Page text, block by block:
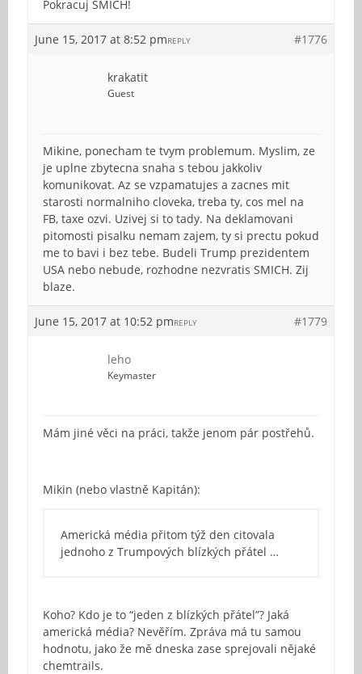
Pokracuj SMICH!
June 15, 2017 at 8:52 pm #1776
REPLY
krakatit
Guest
Mikine, ponecham te tvym problemum. Myslim, ze
je uplne zbytecna snaha s tebou jakkoliv
komunikovat. Az se vzpamatujes a zacnes mit
starosti normalniho cloveka, treba ty, cos mel na
FB, taxe ozvi. Uzivej si to tady. Na deklamovani
pitomosti pisalku nemam zajem, ty si prectu pokud
me to bavi i bez tebe. Budeli Trump prezidentem
USA nebo nebude, rozhodne nezvratis SMICH. Zij
blaze.
June 15, 2017 at 10:52 pm #1779
REPLY
leho
Keymaster
Mám jiné věci na práci, takže jenom pár postřehů.
Mikin (nebo vlastně Kapitán):
Americká média přitom týž den citovala
jednoho z Trumpových blízkých přátel …
Koho? Kdo je to “jeden z blízkých přátel”? Jaká
americká média? Nevěřím. Zpráva má tu samou
hodnotu, jako že mě dneska zase sprejovali nějaké
chemtrails.